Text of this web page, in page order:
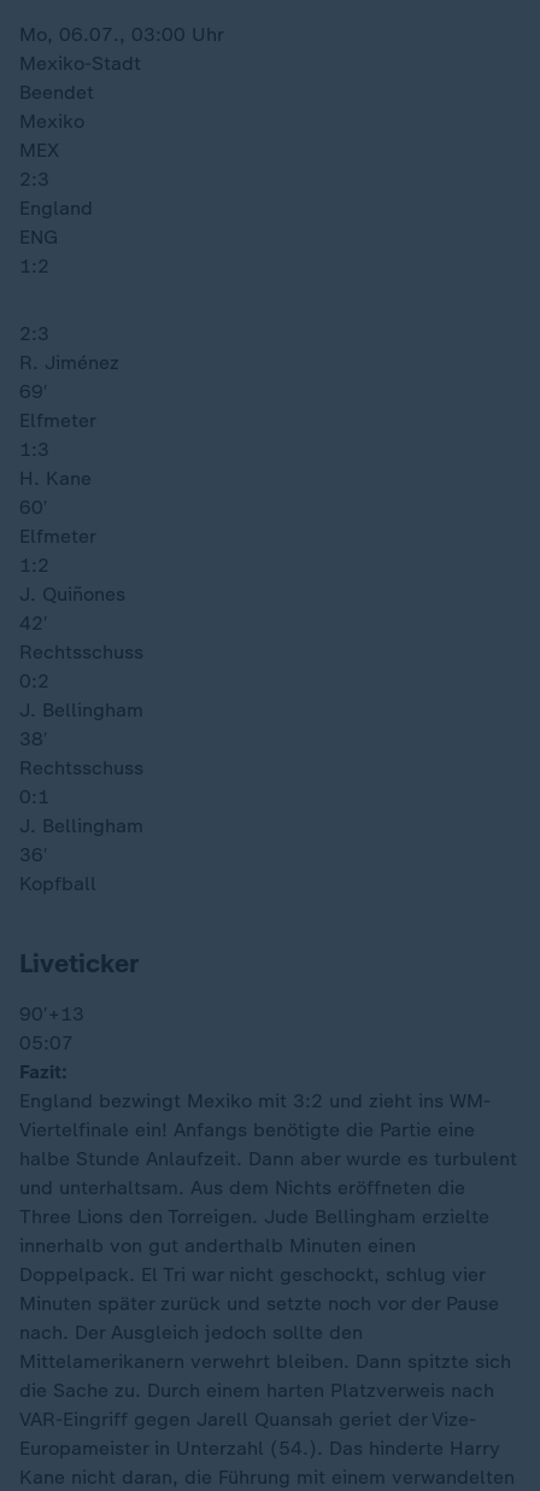
Mo, 06.07., 03:00 Uhr
Mexiko-Stadt
Beendet
Mexiko
MEX
2:3
England
ENG
1:2
2:3
R. Jiménez
69′
Elfmeter
1:3
H. Kane
60′
Elfmeter
1:2
J. Quiñones
42′
Rechtsschuss
0:2
J. Bellingham
38′
Rechtsschuss
0:1
J. Bellingham
36′
Kopfball
Liveticker
90′ +13
05:07
Fazit:
England bezwingt Mexiko mit 3:2 und zieht ins WM-
Viertelfinale ein! Anfangs benötigte die Partie eine
halbe Stunde Anlaufzeit. Dann aber wurde es turbulent
und unterhaltsam. Aus dem Nichts eröffneten die
Three Lions den Torreigen. Jude Bellingham erzielte
innerhalb von gut anderthalb Minuten einen
Doppelpack. El Tri war nicht geschockt, schlug vier
Minuten später zurück und setzte noch vor der Pause
nach. Der Ausgleich jedoch sollte den
Mittelamerikanern verwehrt bleiben. Dann spitzte sich
die Sache zu. Durch einem harten Platzverweis nach
VAR-Eingriff gegen Jarell Quansah geriet der Vize-
Europameister in Unterzahl (54.). Das hinderte Harry
Kane nicht daran, die Führung mit einem verwandelten